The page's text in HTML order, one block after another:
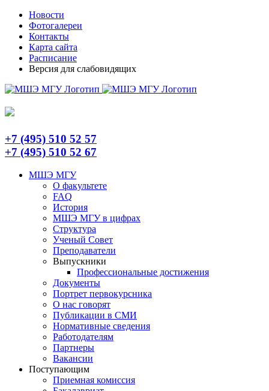
Skip
content
TelegramНовости
Фотогалереи
Контакты
Карта сайта
Расписание
Версия для слабовидящих
+7 (495) 510 52 57
+7 (495) 510 52 67
МШЭ МГУ
О факультете
FAQ
История
МШЭ МГУ в цифрах
Структура
Ученый Совет
Преподаватели
Выпускники
Профессиональные достижения
Документы
Портрет первокурсника
О нас говорят
Публикации в СМИ
Нормативные сведения
Работодателям
Партнеры
Вакансии
Поступающим
Приемная комиссия